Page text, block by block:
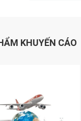
KHUYẾN CÁO